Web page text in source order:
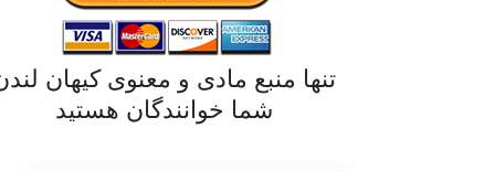
تنها منبع مادی و معنوی کیهان
شما خوانندگان هستید